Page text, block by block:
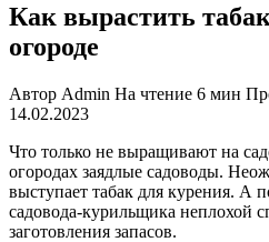
Как вырастить
огороде
Автор Admin На чтение 6 мин
14.02.2023
Что только не выращивают на
огородах заядлые садоводы.
выступает табак для курения. А
садовода-курильщика неплохой
заготовления запасов.